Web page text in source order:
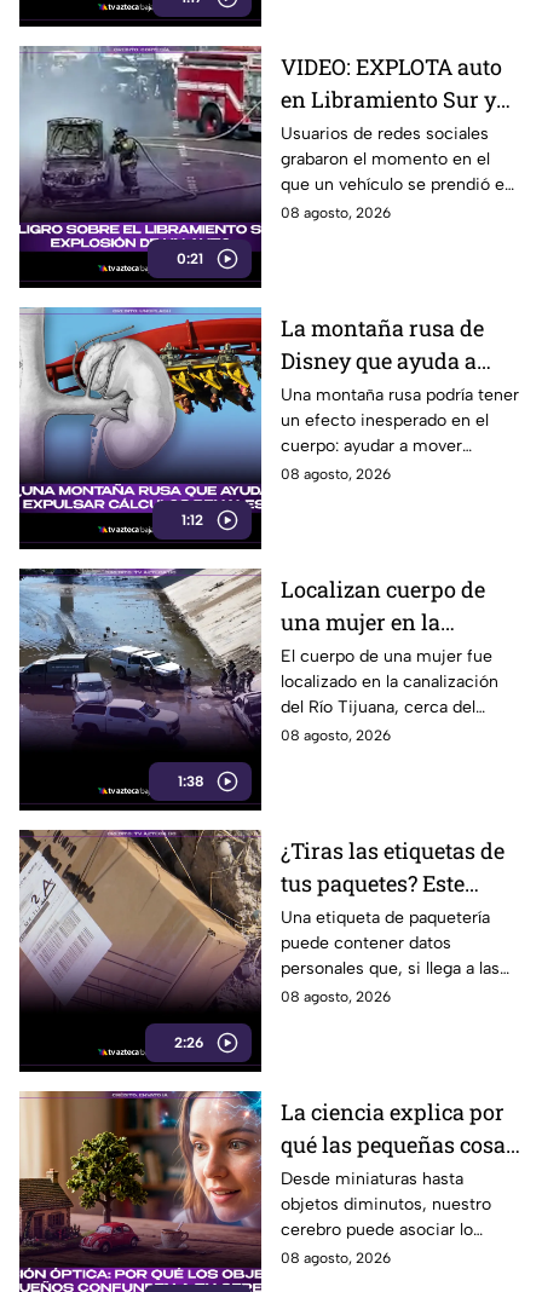
0:21
VIDEO: EXPLOTA auto
en Libramiento Sur y
ocasiona fuerte tráfico
en Tijuana este sábado;
cerca de 5 y 10
Usuarios de redes sociales
grabaron el momento en el
que un vehículo se prendió en
llamas sobre el Libramiento, lo
08 agosto, 2026
1:12
La montaña rusa de
Disney que ayuda a
expulsar cálculos
renales, según estudio
Una montaña rusa podría tener
un efecto inesperado en el
cuerpo: ayudar a mover
pequeños cálculos renales
08 agosto, 2026
1:38
Localizan cuerpo de
una mujer en la
canalización del Río
Tijuana; presentaba
quemaduras
El cuerpo de una mujer fue
localizado en la canalización
del Río Tijuana, cerca del
cruce fronterizo, durante la
08 agosto, 2026
2:26
¿Tiras las etiquetas de
tus paquetes? Este
pequeño descuido
podría ponerte en
riesgo en Tijuana
Una etiqueta de paquetería
puede contener datos
personales que, si llega a las
manos equivocadas, podrían
08 agosto, 2026
La ciencia explica por
qué las pequeñas cosas
nos parecen tan
adorables
Desde miniaturas hasta
objetos diminutos, nuestro
cerebro puede asociar lo
pequeño con ternura,
08 agosto, 2026